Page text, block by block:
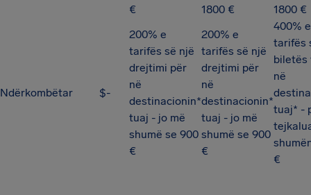
€
1800 €
1800 €
Ndërkombëtar $-
200% e
tarifës së një
drejtimi për
në
destinacionin*
tuaj - jo më
shumë se 900
€
200% e
tarifës së një
drejtimi për
në
destinacionin*
tuaj - jo më
shumë se 900
€
400% e
tarifës
biletës
në
tuaj* -
€